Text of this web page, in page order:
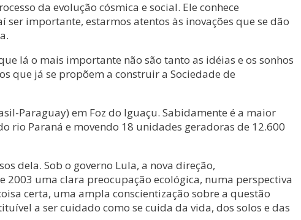
da evolução cósmica e social. Ele conhece
importante, estarmos atentos às inovações que se dão
lá o mais importante não são tanto as idéias e os sonhos
que já se propõem a construir a Sociedade de
Paraguay) em Foz do Iguaçu. Sabidamente é a maior
rio Paraná e movendo 18 unidades geradoras de 12.600
dela. Sob o governo Lula, a nova direção,
uma clara preocupação ecológica, numa perspectiva
certa, uma ampla conscientização sobre a questão
a ser cuidado como se cuida da vida, dos solos e das